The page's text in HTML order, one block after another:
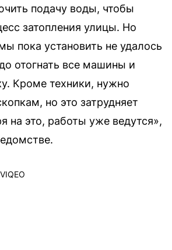
подачу воды, чтобы
затопления улицы. Но
пока установить не удалось
отогнать все машины и
Кроме техники, нужно
но это затрудняет
на это, работы уже ведутся»,